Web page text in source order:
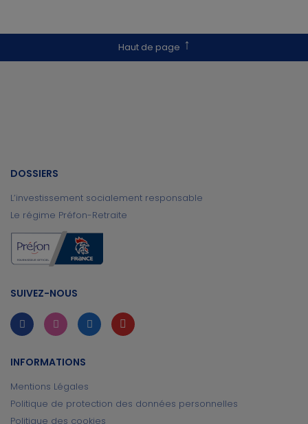
Haut de page
DOSSIERS
L’investissement socialement responsable
Le régime Préfon-Retraite
SUIVEZ-NOUS
INFORMATIONS
Mentions Légales
Politique de protection des données personnelles
Politique des cookies